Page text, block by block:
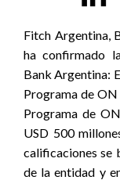
Fitch Argentina,
ha confirmado
Bank Argentina:
Programa de
Programa de
USD 500
calificaciones se
de la entidad y